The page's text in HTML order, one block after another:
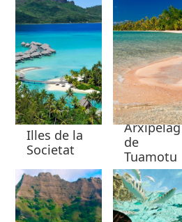
Illes de la
Societat
Arxipèlag
de
Tuamotu